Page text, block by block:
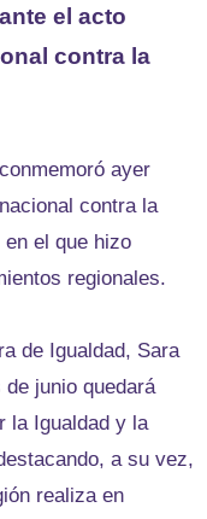
el acto
contra la
ayer
contra la
el que hizo
regionales.
de Igualdad, Sara
junio quedará
la Igualdad y la
a su vez,
realiza en